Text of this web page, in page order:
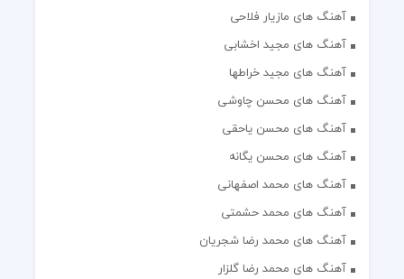
آهنگ های مازیار فلاحی
آهنگ های مجید اخشابی
آهنگ های مجید خراطها
آهنگ های محسن چاوشی
آهنگ های محسن یاحقی
آهنگ های محسن یگانه
آهنگ های محمد اصفهانی
آهنگ های محمد حشمتی
آهنگ های محمد رضا شجریان
آهنگ های محمد رضا گلزار